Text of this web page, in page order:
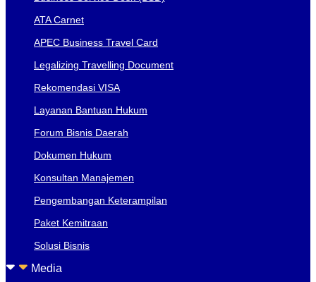
ATA Carnet
APEC Business Travel Card
Legalizing Travelling Document
Rekomendasi VISA
Layanan Bantuan Hukum
Forum Bisnis Daerah
Dokumen Hukum
Konsultan Manajemen
Pengembangan Keterampilan
Paket Kemitraan
Solusi Bisnis
Media